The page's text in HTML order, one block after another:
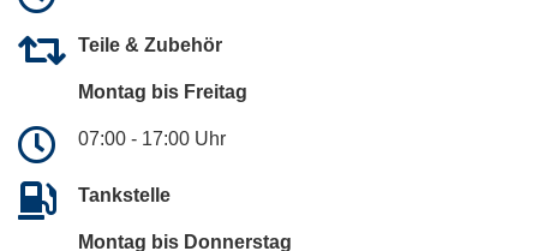
Teile & Zubehör
Montag bis Freitag
07:00 - 17:00 Uhr
Tankstelle
Montag bis Donnerstag